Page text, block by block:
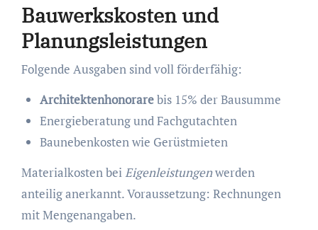
Bauwerkskosten und
Planungsleistungen
Folgende Ausgaben sind voll förderfähig:
Architektenhonorarebis 15% der Bausumme
Energieberatung und Fachgutachten
Baunebenkosten wie Gerüstmieten
Materialkosten beiEigenleistungenwerden
anteilig anerkannt. Voraussetzung: Rechnungen
mit Mengenangaben.